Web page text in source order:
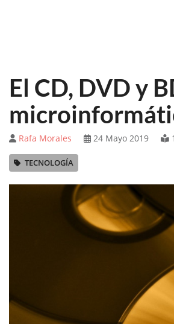
El CD, DVD y
Rafa Morales 24 Mayo 2019
TECNOLOGÍA